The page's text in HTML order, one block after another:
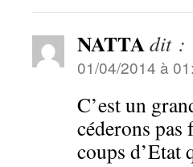
NATTAdit :
01/04/2014 à
C’est un
céderons pas
coups d’Etat